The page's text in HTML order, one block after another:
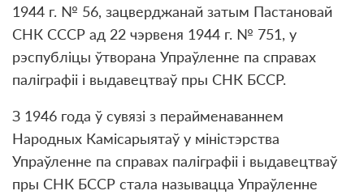
1944 г. № 56, зацверджанай затым Пастановай
СНК СССР ад 22 чэрвеня 1944 г. № 751, у
рэспубліцы ўтворана Упраўленне па справах
паліграфіі і выдавецтваў пры СНК БССР.
З 1946 года ў сувязі з перайменаваннем
Народных Камісарыятаў у міністэрства
Упраўленне па справах паліграфіі і выдавецтваў
пры СНК БССР стала называцца Упраўленне